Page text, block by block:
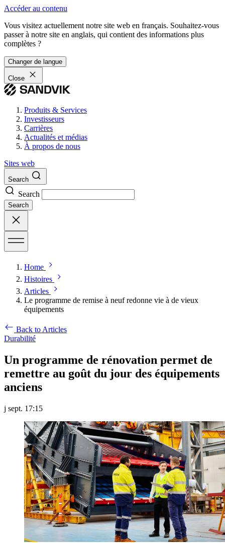
Accéder au contenu
Vous visitez actuellement notre site web en français. Souhaitez-vous
passer à notre site en anglais, qui contient des informations plus
complètes ?
Changer de langue
Close
Produits & Services
Investisseurs
Carrières
Actualités et médias
À propos de nous
Sites web
Search
Search
Search
Home
Histoires
Articles
Le programme de remise à neuf redonne vie à de vieux
équipements
Back to Articles
Durabilité
Un programme de rénovation permet de
remettre au goût du jour des équipements
anciens
j sept. 17:15